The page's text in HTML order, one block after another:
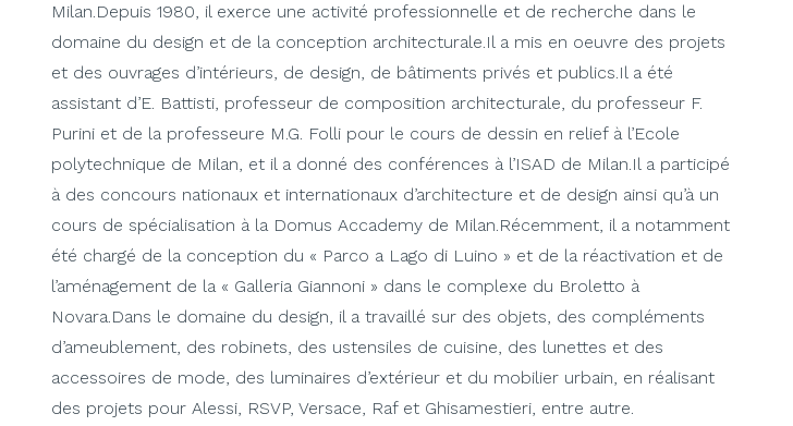
Milan.Depuis 1980, il exerce une activité professionnelle et de recherche dans le
domaine du design et de la conception architecturale.Il a mis en oeuvre des projets
et des ouvrages d’intérieurs, de design, de bâtiments privés et publics.Il a été
assistant d’E. Battisti, professeur de composition architecturale, du professeur F.
Purini et de la professeure M.G. Folli pour le cours de dessin en relief à l’Ecole
polytechnique de Milan, et il a donné des conférences à l’ISAD de Milan.Il a participé
à des concours nationaux et internationaux d’architecture et de design ainsi qu’à un
cours de spécialisation à la Domus Accademy de Milan.Récemment, il a notamment
été chargé de la conception du « Parco a Lago di Luino » et de la réactivation et de
l’aménagement de la « Galleria Giannoni » dans le complexe du Broletto à
Novara.Dans le domaine du design, il a travaillé sur des objets, des compléments
d’ameublement, des robinets, des ustensiles de cuisine, des lunettes et des
accessoires de mode, des luminaires d’extérieur et du mobilier urbain, en réalisant
des projets pour Alessi, RSVP, Versace, Raf et Ghisamestieri, entre autre.